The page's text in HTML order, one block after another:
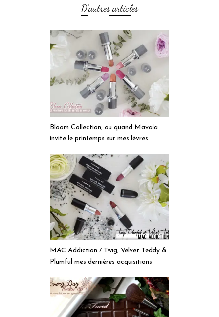
D'autres articles
Bloom Collection, ou quand Mavala
invite le printemps sur mes lèvres
MAC Addiction / Twig, Velvet Teddy &
Plumful mes dernières acquisitions